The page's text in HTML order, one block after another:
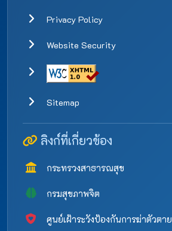
Privacy Policy
Website Security
Sitemap
ลิงก์ที่เกี่ยวข้อง
กระทรวงสาธารณสุข
กรมสุขภาพจิต
ศูนย์เฝ้าระวังป้องกันการฆ่าตัวตาย